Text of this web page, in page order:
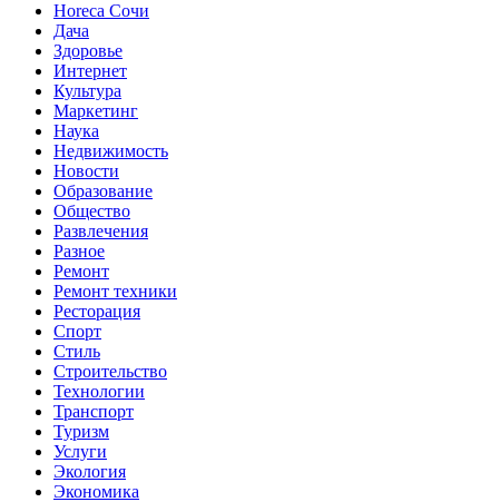
Horeca Сочи
Дача
Здоровье
Интернет
Культура
Маркетинг
Наука
Недвижимость
Новости
Образование
Общество
Развлечения
Разное
Ремонт
Ремонт техники
Ресторация
Спорт
Стиль
Строительство
Технологии
Транспорт
Туризм
Услуги
Экология
Экономика